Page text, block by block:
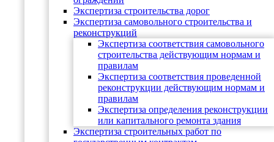
Экспертиза строительства дорог
Экспертиза самовольного строительства и
реконструкций
Экспертиза соответствия самовольного
строительства действующим нормам и
правилам
Экспертиза соответствия проведенной
реконструкции действующим нормам и
правилам
Экспертиза определения реконструкции
или капитального ремонта здания
Экспертиза строительных работ по